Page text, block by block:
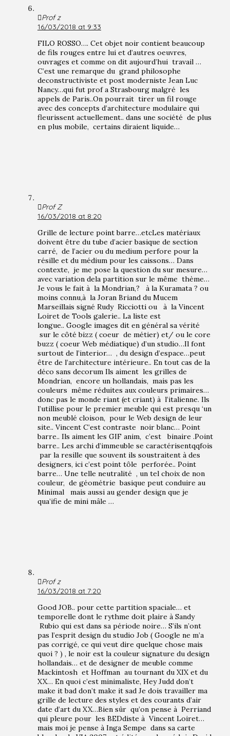
Prof z
16/03/2018 at 9:33
FILO ROSSO…. Cet objet noir contient beaucoup
de fils rouges entre lui et d’autres oeuvres,
ouvrages et comme on dit aujourd’hui travail …
C’est une remarque du grand philosophe
deconstructiviste et post moderniste Jean Luc
Nancy…qui fut prof a Strasbourg malgré les
appels de Paris..On pourrait tirer un fil rouge
avec des concepts d’architecture modulaire qui
fleurissent actuellement.. dans une société de plus
en plus mobile, certains diraient liquide…
Prof Z
16/03/2018 at 8:20
Grille de lecture point barre…etcLes matériaux
doivent être du tube d’acier basique de section
carré, de l’acier ou du medium perfore pour la
résille et du médium pour les caissons… Dans
contexte, je me pose la question du sur mesure…
avec variation dela partition sur le même thème…
Je vous le fait à la Mondrian,? à la Kuramata ? ou
moins connu,à la Joran Briand du Mucem
Marseillais signé Rudy Ricciotti ou à la Vincent
Loiret de Tools galerie.. La liste est
longue.. Google images dit en général sa vérité
sur le côté bizz ( coeur de métier) et/ ou le core
buzz ( coeur Web médiatique) d’un studio…Il font
surtout de l’interior… , du design d’espace…peut
être de l’architecture intérieure.. En tout cas de la
déco sans decorum Ils aiment les grilles de
Mondrian, encore un hollandais, mais pas les
couleurs même réduites aux couleurs primaires…
donc pas le monde riant (et criant) à l’italienne. Ils
l’utillise pour le premier meuble qui est presqu ‘un
non meublé cloison, pour le Web design de leur
site.. Vincent C’est contraste noir blanc… Point
barre.. Ils aiment les GIF anim, c’est binaire .Point
barre.. Les archi d’immeuble se caractérisentqqfois
par la resille que souvent ils soustraitent à des
designers, ici c’est point tôle perforée.. Point
barre… Une telle neutralité , un tel choix de non
couleur, de géométrie basique peut conduire au
Minimal mais aussi au gender design que je
qua’ifie de mini mâle …
Prof z
16/03/2018 at 7:20
Good JOB.. pour cette partition spaciale… et
temporelle dont le rythme doit plaire à Sandy
Rubio qui est dans sa période noire… S’ils n’ont
pas l’esprit design du studio Job ( Google ne m’a
pas corrigé, ce qui veut dire quelque chose mais
quoi ? ) , le noir est la couleur signature du design
hollandais… et de designer de meuble comme
Mackintosh et Hoffman au tournant du XIX et du
XX… En quoi c’est minimaliste, Hey Judd don’t
make it bad don’t make it sad Je dois travailler ma
grille de lecture des styles et des courants d’air
date d’art du XX…Bien sûr qu’on pense à Perriand
qui pleure pour les BEDdiste à Vincent Loiret…
mais moi je pense à Inga Sempe dans sa carte